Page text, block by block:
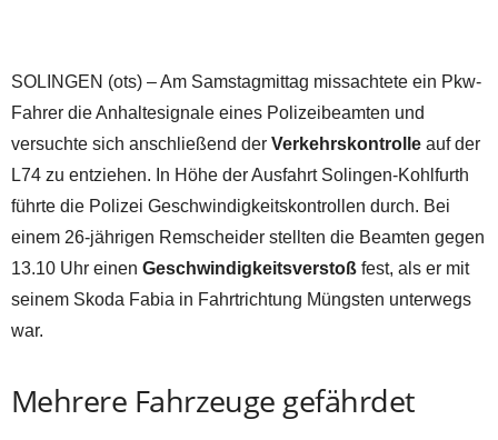
SOLINGEN (ots) – Am Samstagmittag missachtete ein Pkw-
Fahrer die Anhaltesignale eines Polizeibeamten und
versuchte sich anschließend der Verkehrskontrolle auf der
L74 zu entziehen. In Höhe der Ausfahrt Solingen-Kohlfurth
führte die Polizei Geschwindigkeitskontrollen durch. Bei
einem 26-jährigen Remscheider stellten die Beamten gegen
13.10 Uhr einen Geschwindigkeitsverstoß fest, als er mit
seinem Skoda Fabia in Fahrtrichtung Müngsten unterwegs
war.
Mehrere Fahrzeuge gefährdet